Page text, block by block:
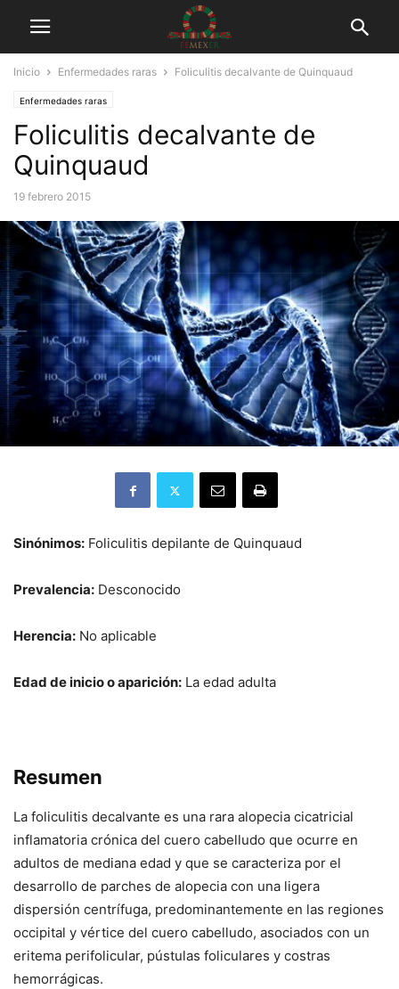
Inicio Enfermedades raras Foliculitis decalvante de Quinquaud
Enfermedades raras
Foliculitis decalvante de
Quinquaud
19 febrero 2015
Sinónimos: Foliculitis depilante de Quinquaud
Prevalencia: Desconocido
Herencia: No aplicable
Edad de inicio o aparición: La edad adulta
Resumen
La foliculitis decalvante es una rara alopecia cicatricial
inflamatoria crónica del cuero cabelludo que ocurre en
adultos de mediana edad y que se caracteriza por el
desarrollo de parches de alopecia con una ligera
dispersión centrífuga, predominantemente en las regiones
occipital y vértice del cuero cabelludo, asociados con un
eritema perifolicular, pústulas foliculares y costras
hemorrágicas.